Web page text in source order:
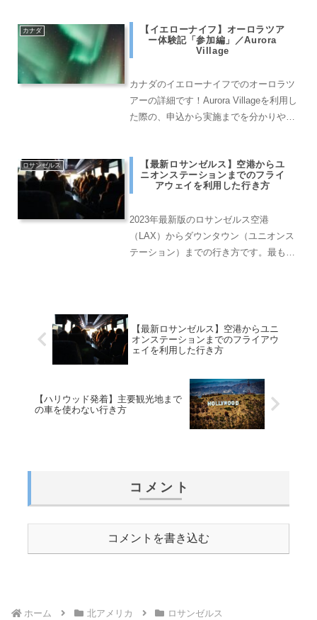
参考ください。
カナダ
【イエローナイフ】オーロラツア
ー体験記「参加編」／Aurora
Village
カナダのイエローナイフでのオーロラツ
アーの詳細です！Aurora Villageを利用し
た際の、申込から実施までを分かりやす
ロサンゼルス
【最新ロサンゼルス】空港からユ
ニオンステーションまでのフライ
アウェイを利用した行き方
2023年最新版のロサンゼルス空港
（LAX）からダウンタウン（ユニオンス
テーション）までの行き方です。最もお
【最新ロサンゼルス】空港からユニ
オンステーションまでのフライアウ
ェイを利用した行き方
【ハリウッド発着】主要観光地まで
の車を使わない行き方
コメント
コメントを書き込む
ホーム 北アメリカ ロサンゼルス